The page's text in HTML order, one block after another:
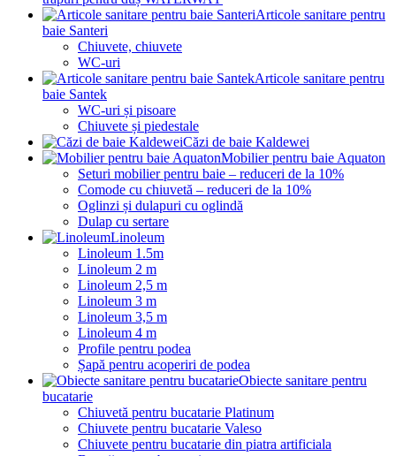
Articole sanitare pentru
baie Santeri
Chiuvete, chiuvete
WC-uri
Articole sanitare pentru
baie Santek
WC-uri și pisoare
Chiuvete și piedestale
Căzi de baie Kaldewei
Mobilier pentru baie Aquaton
Seturi mobilier pentru baie – reduceri de la 10%
Comode cu chiuvetă – reduceri de la 10%
Oglinzi și dulapuri cu oglindă
Dulap cu sertare
Linoleum
Linoleum 1.5m
Linoleum 2 m
Linoleum 2,5 m
Linoleum 3 m
Linoleum 3,5 m
Linoleum 4 m
Profile pentru podea
Șapă pentru acoperiri de podea
Obiecte sanitare pentru
bucatarie
Chiuvetă pentru bucatarie Platinum
Chiuvete pentru bucatarie Valeso
Chiuvete pentru bucatarie din piatra artificiala